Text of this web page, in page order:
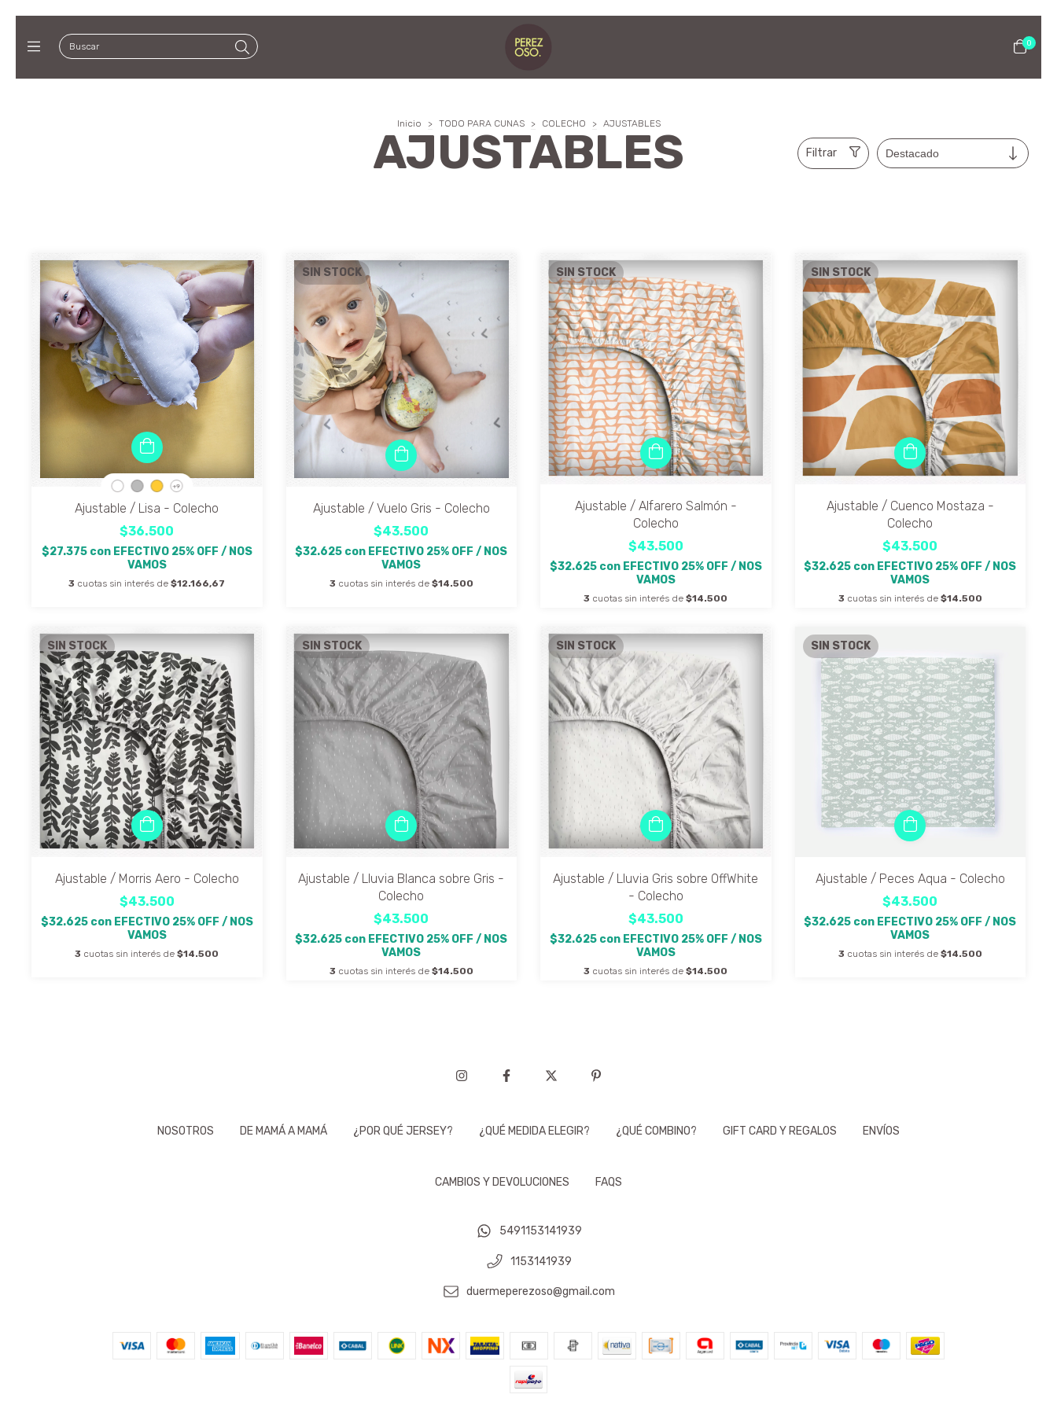
0
Inicio > TODO PARA CUNAS > COLECHO > AJUSTABLES
AJUSTABLES Filtrar
+9
Ajustable / Lisa - Colecho
$36.500
$27.375 con EFECTIVO 25% OFF / NOS
VAMOS
3 cuotas sin interés de$12.166,67
SIN STOCK
Ajustable / Vuelo Gris - Colecho
$43.500
$32.625 con EFECTIVO 25% OFF / NOS
VAMOS
3 cuotas sin interés de $14.500
SIN STOCK
Ajustable / Alfarero Salmón -
Colecho
$43.500
$32.625 con EFECTIVO 25% OFF / NOS
VAMOS
3 cuotas sin interés de$14.500
SIN STOCK
Ajustable / Cuenco Mostaza -
Colecho
$43.500
$32.625 con EFECTIVO 25% OFF / NOS
VAMOS
3 cuotas sin interés de $14.500
SIN STOCK
Ajustable / Morris Aero - Colecho
$43.500
$32.625 con EFECTIVO 25% OFF / NOS
VAMOS
3 cuotas sin interés de$14.500
SIN STOCK
Ajustable / Lluvia Blanca sobre Gris -
Colecho
$43.500
$32.625 con EFECTIVO 25% OFF / NOS
VAMOS
3 cuotas sin interés de $14.500
SIN STOCK
Ajustable / Lluvia Gris sobre OffWhite
- Colecho
$43.500
$32.625 con EFECTIVO 25% OFF / NOS
VAMOS
3 cuotas sin interés de$14.500
SIN STOCK
Ajustable / Peces Aqua - Colecho
$43.500
$32.625 con EFECTIVO 25% OFF / NOS
VAMOS
3 cuotas sin interés de $14.500
NOSOTROS DE MAMÁ A MAMÁ ¿POR QUÉ JERSEY? ¿QUÉ MEDIDA ELEGIR? ¿QUÉ COMBINO? GIFT CARD Y REGALOS ENVÍOS
CAMBIOS Y DEVOLUCIONES FAQS
5491153141939
1153141939
duermeperezoso@gmail.com